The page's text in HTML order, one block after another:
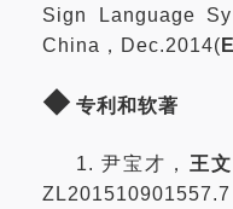
Sign Language
China，Dec.2014(
◆ 专利和软著
1. 尹宝才， 王